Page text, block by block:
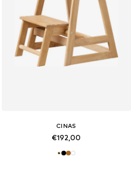
CINAS
€192,00